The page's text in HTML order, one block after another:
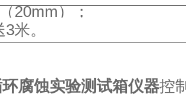
20mm）；
米。
腐蚀实验测试箱仪器控